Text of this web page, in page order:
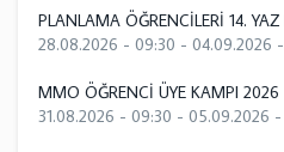
PLANLAMA ÖĞRENCİLERİ 14.
28.08.2026 - 09:30 - 04.09.2026
MMO ÖĞRENCİ ÜYE KAMPI 2026
31.08.2026 - 09:30 - 05.09.2026 -